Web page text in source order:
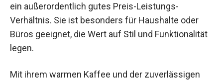
ein außerordentlich gutes Preis-Leistungs-
Verhältnis. Sie ist besonders für Haushalte oder
Büros geeignet, die Wert auf Stil und Funktionalität
legen.
Mit ihrem warmen Kaffee und der zuverlässigen